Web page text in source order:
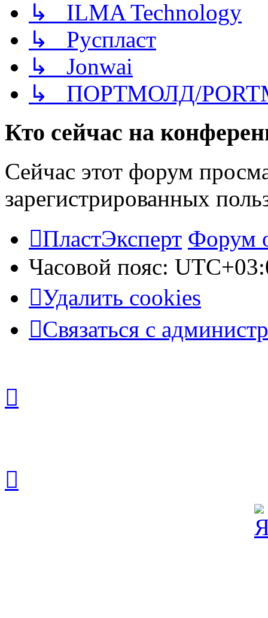
↳ ILMA Technology
↳ Руспласт
↳ Jonwai
↳ ПОРТМОЛД/
Кто сейчас на
Сейчас этот форум
зарегистрированных
ПластЭксперт Форум
Часовой пояс:
Удалить cookies
Связаться с